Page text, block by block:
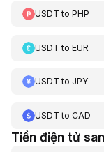
USDT to PHP
USDT to EUR
USDT to JPY
USDT to CAD
Tiền điện tử